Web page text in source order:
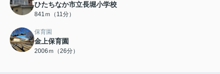
ひたちなか市立長堀小学校
841ｍ（11分）
保育園
金上保育園
2006ｍ（26分）